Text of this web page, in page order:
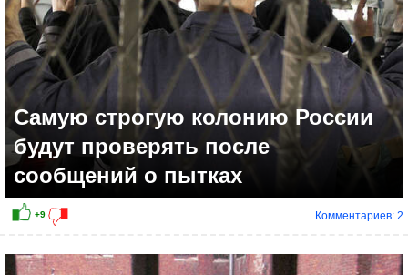
Самую строгую колонию России
будут проверять после
сообщений о пытках
Комментариев: 2